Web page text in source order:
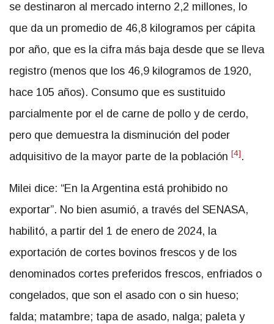
se destinaron al mercado interno 2,2 millones, lo
que da un promedio de 46,8 kilogramos per cápita
por año, que es la cifra más baja desde que se lleva
registro (menos que los 46,9 kilogramos de 1920,
hace 105 años). Consumo que es sustituido
parcialmente por el de carne de pollo y de cerdo,
pero que demuestra la disminución del poder
adquisitivo de la mayor parte de la población [4] .
Milei dice: “En la Argentina está prohibido no
exportar”. No bien asumió, a través del SENASA,
habilitó, a partir del 1 de enero de 2024, la
exportación de cortes bovinos frescos y de los
denominados cortes preferidos frescos, enfriados o
congelados, que son el asado con o sin hueso;
falda; matambre; tapa de asado, nalga; paleta y